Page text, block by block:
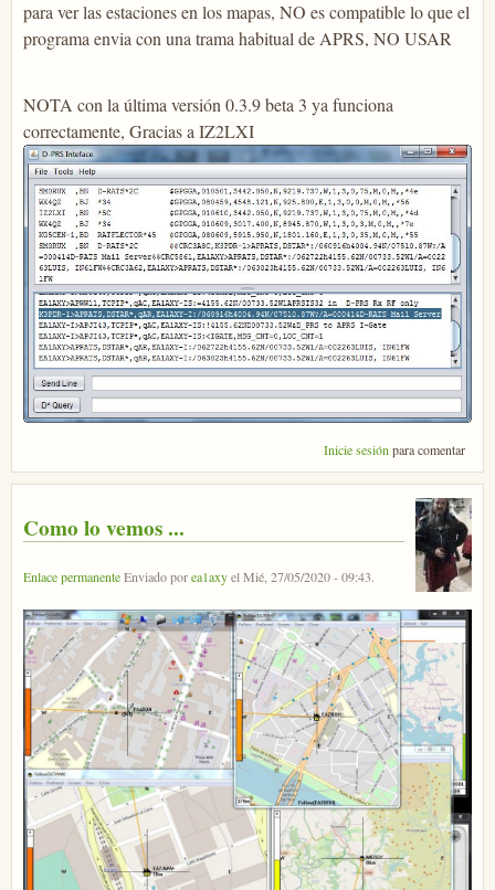
para ver las estaciones en los mapas, NO es compatible lo que el
programa envia con una trama habitual de APRS, NO USAR
NOTA con la última versión 0.3.9 beta 3 ya funciona
correctamente, Gracias a IZ2LXI
Inicie sesión para comentar
Como lo vemos ...
Enlace permanenteEnviado porea1axyelMié, 27/05/2020 - 09:43.